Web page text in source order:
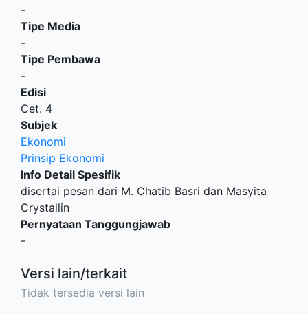
-
Tipe Media
-
Tipe Pembawa
-
Edisi
Cet. 4
Subjek
Ekonomi
Prinsip Ekonomi
Info Detail Spesifik
disertai pesan dari M. Chatib Basri dan Masyita
Crystallin
Pernyataan Tanggungjawab
-
Versi lain/terkait
Tidak tersedia versi lain